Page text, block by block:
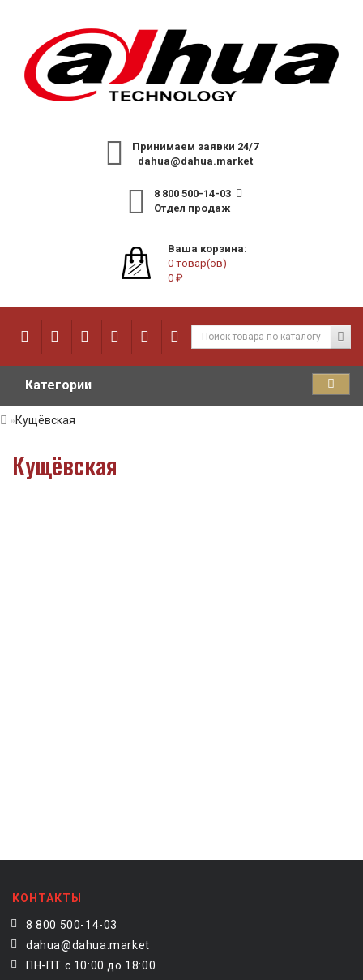
Принимаем заявки 24/7
dahua@dahua.market
8 800 500-14-03
Отдел продаж
Ваша корзина:
0 товар(ов)
0 ₽
Категории
Кущёвская
Кущёвская
КОНТАКТЫ
8 800 500-14-03
dahua@dahua.market
ПН-ПТ с 10:00 до 18:00